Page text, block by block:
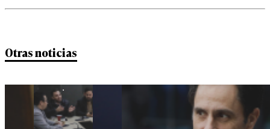
Otras noticias